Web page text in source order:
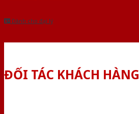
Dành cho đại lý
ĐỐI TÁC KHÁCH HÀNG